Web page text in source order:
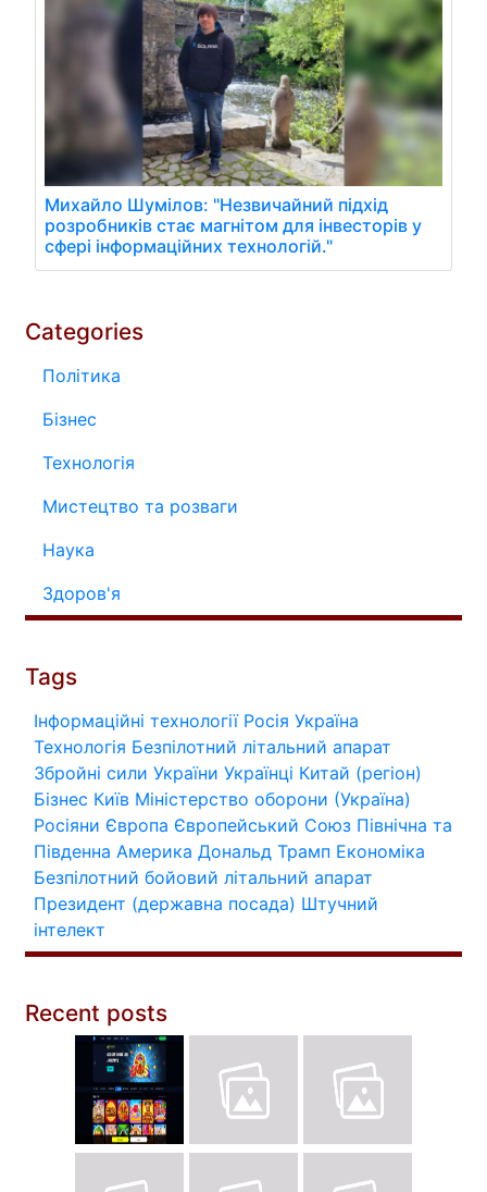
Михайло Шумілов: "Незвичайний підхід
розробників стає магнітом для інвесторів у
сфері інформаційних технологій."
Categories
Політика
Бізнес
Технологія
Мистецтво та розваги
Наука
Здоров'я
Tags
Інформаційні технології Росія Україна
Технологія Безпілотний літальний апарат
Збройні сили України Українці Китай (регіон)
Бізнес Київ Міністерство оборони (Україна)
Росіяни Європа Європейський Союз Північна та
Південна Америка Дональд Трамп Економіка
Безпілотний бойовий літальний апарат
Президент (державна посада) Штучний
інтелект
Recent posts